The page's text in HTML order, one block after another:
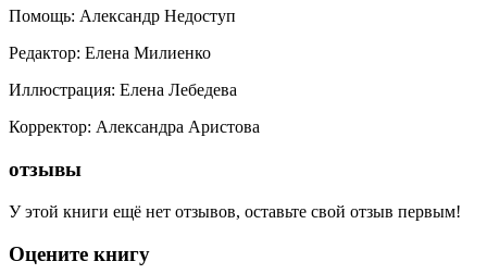
Помощь: Александр Недоступ
Редактор: Елена Милиенко
Иллюстрация: Елена Лебедева
Корректор: Александра Аристова
отзывы
У этой книги ещё нет отзывов, оставьте свой отзыв первым!
Оцените книгу